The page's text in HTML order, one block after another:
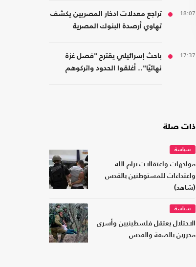
18:07
تراجع معدلات ادخار المصريين يكشف
تهاوي أرصدة البنوك المصرية
17:37
باحث إسرائيلي يقترح "فصل غزة
نهائيًا".. أغلقوا الحدود واتركوهم
ذات صلة
سياسة
مواجهات واعتقالات برام الله
واعتداءات للمستوطنين بالقدس
(شاهد)
سياسة
الاحتلال يعتقل فلسطينيين وأسرى
محررين بالضفة والقدس